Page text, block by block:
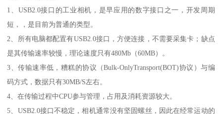
1、USB2.0接口的工业相机，是早应用的数字接口之一，开发周期
短，，是目前为普通的类型。
2、所有电脑都配置有USB2.0接口，方便连接，不需要采集卡；缺点
是其传输速率较慢，理论速度只有480Mb（60MB）。
3、传输速率低，糟糕的协议（Bulk-OnlyTransport(BOT)协议）与编
码方式，数据只有30MB/S左右。
4、在传输过程中CPU参与管理，占用及消耗资源较大。
5、USB2.0接口不稳定，相机通常没有坚固螺丝，因此在经常运动的